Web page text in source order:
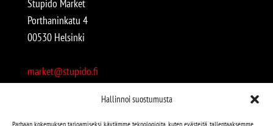
Hallinnoi suostumusta
Parhaan kokemuksen tarjoamiseksi käytämme teknologioita, kuten evästeitä, tallentaaksemme
Stupido Market
Porthaninkatu 4
00530 Helsinki
market@stupido.fi
Avoinna: